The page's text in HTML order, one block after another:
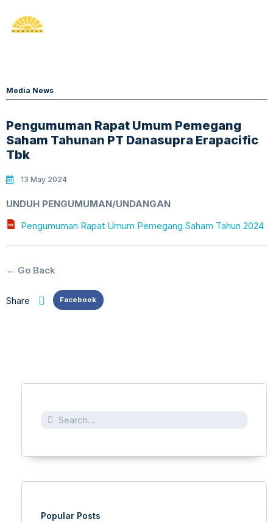
Media News
Pengumuman Rapat Umum Pemegang
Saham Tahunan PT Danasupra Erapacific
Tbk
13 May 2024
UNDUH PENGUMUMAN/UNDANGAN
Pengumuman Rapat Umum Pemegang Saham Tahun 2024
← Go Back
Share Facebook
Popular Posts